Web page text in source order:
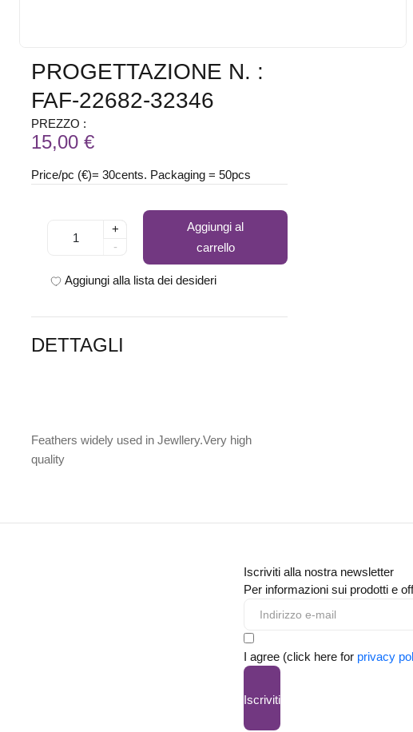
PROGETTAZIONE N. :
FAF-22682-32346
PREZZO :
15,00 €
Price/pc (€)= 30cents. Packaging = 50pcs
+
-
Aggiungi al
carrello
Aggiungi alla lista dei desideri
DETTAGLI
Feathers widely used in Jewllery.Very high
quality
Iscriviti alla nostra newsletter
Per informazioni sui prodotti e
I agree (click here for privacy
Iscriviti